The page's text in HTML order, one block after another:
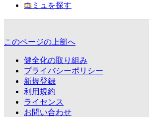
コミュを探す
このページの上部へ
健全化の取り組み
プライバシーポリシー
新規登録
利用規約
ライセンス
お問い合わせ